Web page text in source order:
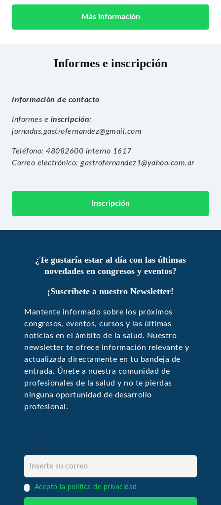
Más información
Informes e inscripción
Información de contacto
Informes e inscripción:
jornadas.gastrofernandez@gmail.com
Teléfono: 48082600 interno 1617
Correo electrónico: gastrofernandez1@yahoo.com.ar
Inscripción
¿Te gustaría estar al día con las últimas
novedades en congresos y eventos?
¡Suscríbete a nuestro Newsletter!
Mantente informado sobre los próximos
congresos, eventos, cursos y las últimas
noticias en el ámbito de la salud. Nuestro
newsletter te ofrece información relevante y
actualizada directamente en tu bandeja de
entrada. Únete a nuestra comunidad de
profesionales de la salud y no te pierdas
ninguna oportunidad de desarrollo
profesional.
Email
Acepto la política de privacidad